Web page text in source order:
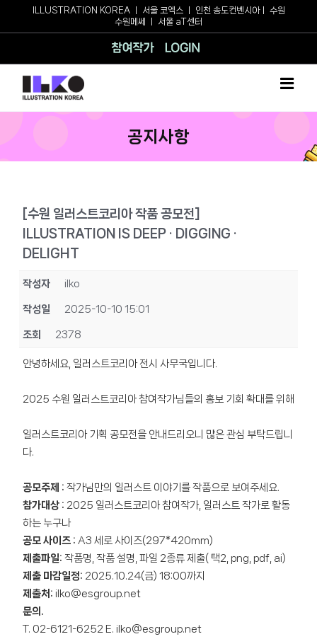
ILLUSTRATION KOREAㅣ 서울 코엑스 인천 송도컨벤시아ㅣ 수원
수원메쎄
서울 aT센터
참여작가
공지사항
[수원 일러스트코리아 작품 공모전]
ILLUSTRATION IS DEEP · DIGGING ·
DELIGHT
작성자 ilko
작성일 2025-10-10 15:01
조회 2378
안녕하세요, 일러스트코리아 전시 사무국입니다.
2025 수원 일러스트코리아 참여작가님들의 홍보 기회 확대를 위해
일러스트코리아 기획 공모전을 안내드리오니 많은 관심 부탁드립니
다.
공모주제 : 작가님만의 일러스트 이야기를 작품으로 보여주세요.
참가대상 : 2025 일러스트코리아 참여작가, 일러스트 작가로 활동
하는 누구나
공모 사이즈 : A3 세로 사이즈(297*420mm)
제출파일: 작품명, 작품 설명, 파일 2종류 제출( 택2, png, pdf, ai)
제출 마감일정: 2025.10.24(금) 18:00까지
제출처: ilko@esgroup.net
문의.
T. 02-6121-6252 E. ilko@esgroup.net